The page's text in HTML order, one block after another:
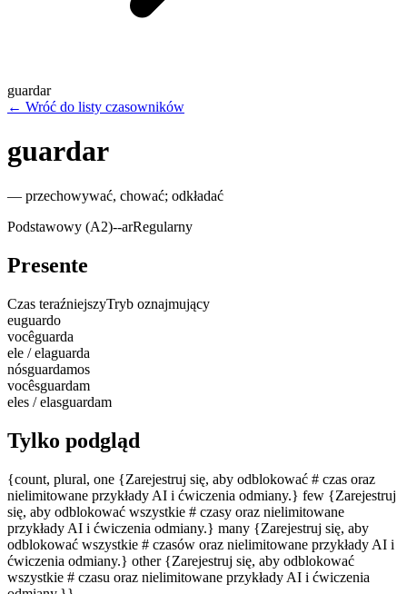
guardar
← Wróć do listy czasowników
guardar
— przechowywać, chować; odkładać
Podstawowy (A2)--arRegularny
Presente
Czas teraźniejszyTryb oznajmujący
euguardo
vocêguarda
ele / elaguarda
nósguardamos
vocêsguardam
eles / elasguardam
Tylko podgląd
{count, plural, one {Zarejestruj się, aby odblokować # czas oraz
nielimitowane przykłady AI i ćwiczenia odmiany.} few {Zarejestruj
się, aby odblokować wszystkie # czasy oraz nielimitowane
przykłady AI i ćwiczenia odmiany.} many {Zarejestruj się, aby
odblokować wszystkie # czasów oraz nielimitowane przykłady AI i
ćwiczenia odmiany.} other {Zarejestruj się, aby odblokować
wszystkie # czasu oraz nielimitowane przykłady AI i ćwiczenia